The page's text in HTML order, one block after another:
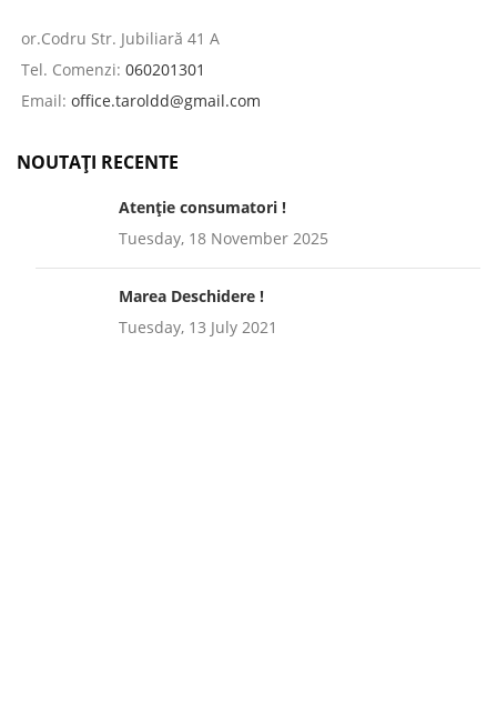
or.Codru Str. Jubiliară 41 A
Tel. Comenzi: 060201301
Email: office.taroldd@gmail.com
NOUTAȚI RECENTE
Atenție consumatori !
Tuesday, 18 November 2025
Marea Deschidere !
Tuesday, 13 July 2021